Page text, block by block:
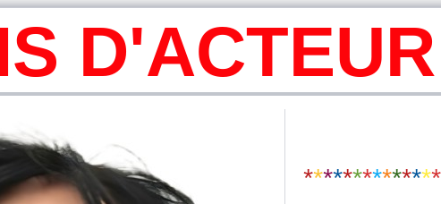
D'ACTEUR
**************